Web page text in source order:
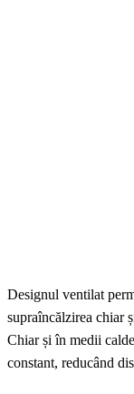
Designul ventilat
supraîncălzirea chiar
Chiar și în medii
constant, reducând